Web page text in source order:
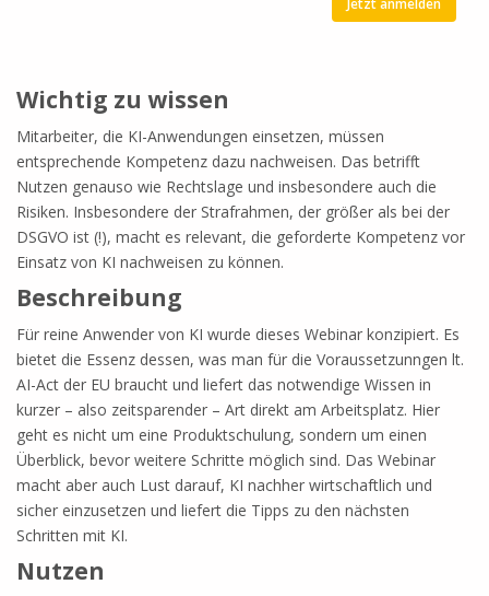
Jetzt anmelden
Wichtig zu wissen
Mitarbeiter, die KI-Anwendungen einsetzen, müssen
entsprechende Kompetenz dazu nachweisen. Das betrifft
Nutzen genauso wie Rechtslage und insbesondere auch die
Risiken. Insbesondere der Strafrahmen, der größer als bei der
DSGVO ist (!), macht es relevant, die geforderte Kompetenz vor
Einsatz von KI nachweisen zu können.
Beschreibung
Für reine Anwender von KI wurde dieses Webinar konzipiert. Es
bietet die Essenz dessen, was man für die Voraussetzunngen lt.
AI-Act der EU braucht und liefert das notwendige Wissen in
kurzer – also zeitsparender – Art direkt am Arbeitsplatz. Hier
geht es nicht um eine Produktschulung, sondern um einen
Überblick, bevor weitere Schritte möglich sind. Das Webinar
macht aber auch Lust darauf, KI nachher wirtschaftlich und
sicher einzusetzen und liefert die Tipps zu den nächsten
Schritten mit KI.
Nutzen